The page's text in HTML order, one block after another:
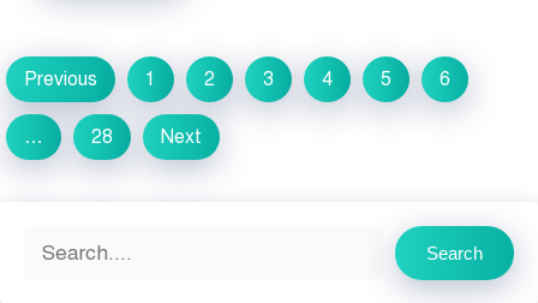
Previous 1 2 3 4 5 6
… 28 Next
Search Search